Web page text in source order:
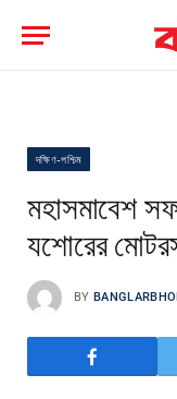
দক্ষিণ-পশ্চিম
মহাসমাবেশ
যশোরের
BY